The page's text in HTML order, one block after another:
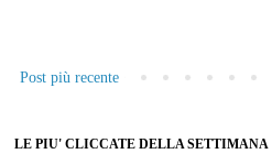
Post più recente
LE PIU' CLICCATE DELLA SETTIMANA